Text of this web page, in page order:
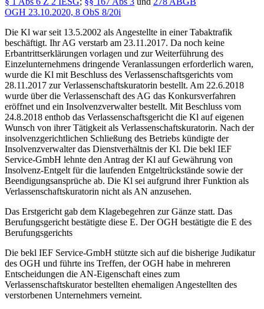
OGH 23.10.2020, 8 ObS 8/20i
Die Kl war seit 13.5.2002 als Angestellte in einer Tabaktrafik
beschäftigt. Ihr AG verstarb am 23.11.2017. Da noch keine
Erbantrittserklärungen vorlagen und zur Weiterführung des
Einzelunternehmens dringende Veranlassungen erforderlich waren,
wurde die Kl mit Beschluss des Verlassenschaftsgerichts vom
28.11.2017 zur Verlassenschaftskuratorin bestellt. Am 22.6.2018
wurde über die Verlassenschaft des AG das Konkursverfahren
eröffnet und ein Insolvenzverwalter bestellt. Mit Beschluss vom
24.8.2018 enthob das Verlassenschaftsgericht die Kl auf eigenen
Wunsch von ihrer Tätigkeit als Verlassenschaftskuratorin. Nach der
insolvenzgerichtlichen Schließung des Betriebs kündigte der
Insolvenzverwalter das Dienstverhältnis der Kl. Die bekl IEF
Service-GmbH lehnte den Antrag der Kl auf Gewährung von
Insolvenz-Entgelt für die laufenden Entgeltrückstände sowie der
Beendigungsansprüche ab. Die Kl sei aufgrund ihrer Funktion als
Verlassenschaftskuratorin nicht als AN anzusehen.
Das Erstgericht gab dem Klagebegehren zur Gänze statt. Das
Berufungsgericht bestätigte diese E. Der OGH bestätigte die E des
Berufungsgerichts
Die bekl IEF Service-GmbH stützte sich auf die bisherige Judikatur
des OGH und führte ins Treffen, der OGH habe in mehreren
Entscheidungen die AN-Eigenschaft eines zum
Verlassenschaftskurator bestellten ehemaligen Angestellten des
verstorbenen Unternehmers verneint.